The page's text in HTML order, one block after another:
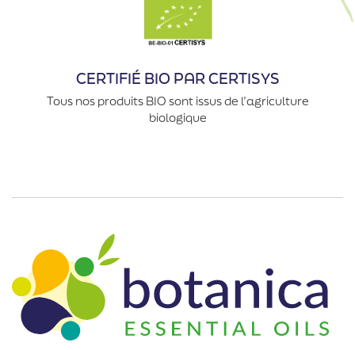
CERTIFIÉ BIO PAR CERTISYS
Tous nos produits BIO sont issus de l’agriculture
biologique